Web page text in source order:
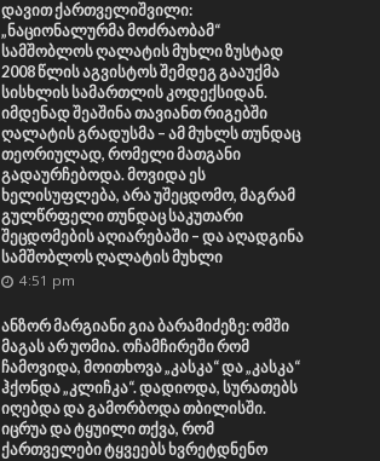
დავით ქართველიშვილი:
„ნაციონალურმა მოძრაობამ“
სამშობლოს ღალატის მუხლი ზუსტად
2008 წლის აგვისტოს შემდეგ გააუქმა
სისხლის სამართლის კოდექსიდან.
იმდენად შეაშინა თავიანთ რიგებში
ღალატის გრადუსმა – ამ მუხლს თუნდაც
თეორიულად, რომელი მათგანი
გადაურჩებოდა. მოვიდა ეს
ხელისუფლება, არა უშეცდომო, მაგრამ
გულწრფელი თუნდაც საკუთარი
შეცდომების აღიარებაში – და აღადგინა
სამშობლოს ღალატის მუხლი
4:51 pm
ანზორ მარგიანი გია ბარამიძეზე: ომში
მაგას არ უომია. ოჩამჩირეში რომ
ჩამოვიდა, მოითხოვა „კასკა“ და „კასკა“
ჰქონდა „კლიჩკა“. დადიოდა, სურათებს
იღებდა და გამორბოდა თბილისში.
იცრუა და ტყუილი თქვა, რომ
ქართველები ტყვეებს ხვრეტდნენო